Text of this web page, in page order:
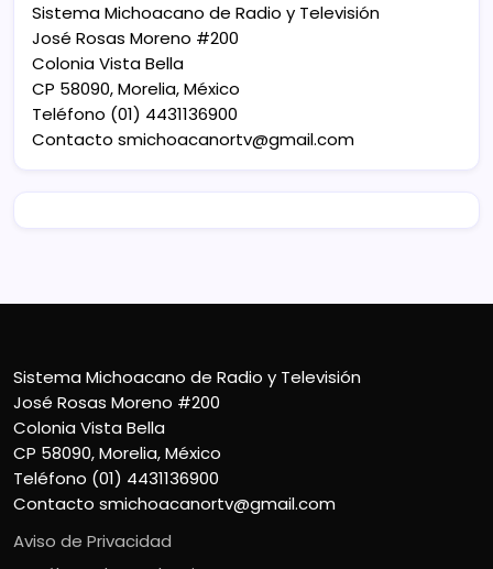
Sistema Michoacano de Radio y Televisión
José Rosas Moreno #200
Colonia Vista Bella
CP 58090, Morelia, México
Teléfono (01) 4431136900
Contacto smichoacanortv@gmail.com
Sistema Michoacano de Radio y Televisión
José Rosas Moreno #200
Colonia Vista Bella
CP 58090, Morelia, México
Teléfono (01) 4431136900
Contacto smichoacanortv@gmail.com
Aviso de Privacidad